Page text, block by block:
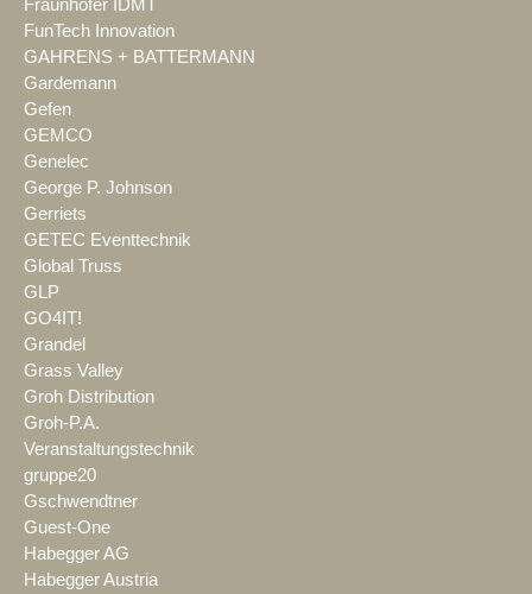
Fraunhofer IDMT
FunTech Innovation
GAHRENS + BATTERMANN
Gardemann
Gefen
GEMCO
Genelec
George P. Johnson
Gerriets
GETEC Eventtechnik
Global Truss
GLP
GO4IT!
Grandel
Grass Valley
Groh Distribution
Groh-P.A.
Veranstaltungstechnik
gruppe20
Gschwendtner
Guest-One
Habegger AG
Habegger Austria